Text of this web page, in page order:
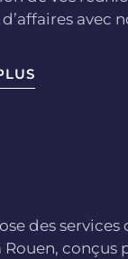
avec
des services
conçus